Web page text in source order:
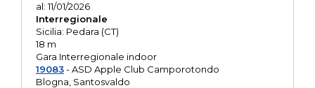
al: 11/01/2026
Interregionale
Sicilia: Pedara (CT)
18 m
Gara Interregionale indoor
19083- ASD Apple Club Camporotondo
Blogna, Santosvaldo